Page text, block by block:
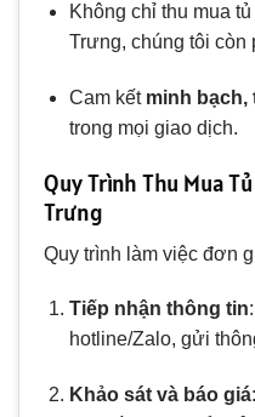
Không chỉ thu mua
Trưng, chúng tôi còn
Cam kết minh bạch,
trong mọi giao dịch.
Quy Trình Thu Mua
Trưng
Quy trình làm việc đơn
Tiếp nhận thông tin
hotline/Zalo, gửi
Khảo sát và báo giá